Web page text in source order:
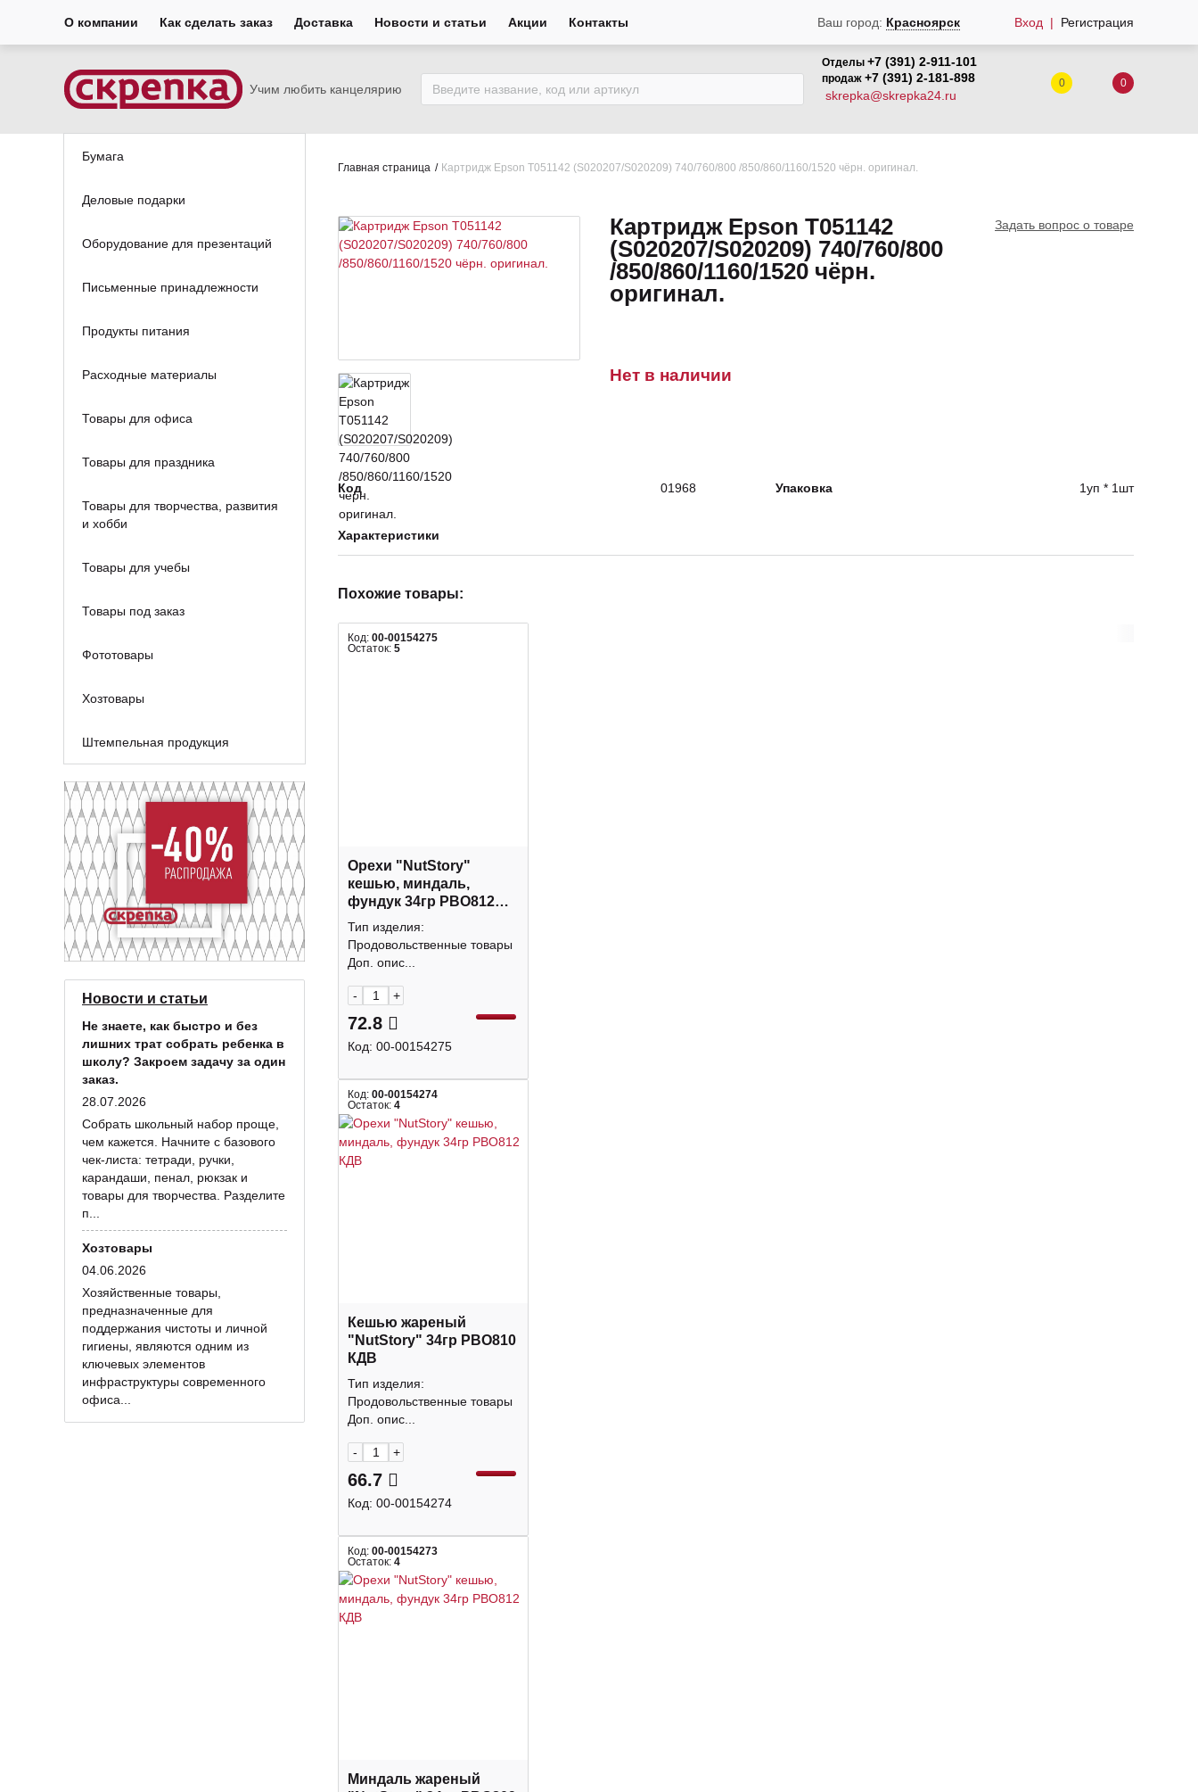
О компании Как сделать заказ Доставка Новости и статьи Акции Контакты Ваш город: Красноярск Вход Регистрация
Учим любить канцелярию
Отделы +7 (391) 2-911-101
продаж +7 (391) 2-181-898
skrepka@skrepka24.ru
0 0
Бумага
Деловые подарки
Оборудование для презентаций
Письменные принадлежности
Продукты питания
Расходные материалы
Товары для офиса
Товары для праздника
Товары для творчества, развития
и хобби
Товары для учебы
Товары под заказ
Фототовары
Хозтовары
Штемпельная продукция
Новости и статьи
Не знаете, как быстро и без
лишних трат собрать ребенка в
школу? Закроем задачу за один
заказ.
28.07.2026
Собрать школьный набор проще,
чем кажется. Начните с базового
чек-листа: тетради, ручки,
карандаши, пенал, рюкзак и
товары для творчества. Разделите
п...
Хозтовары
04.06.2026
Хозяйственные товары,
предназначенные для
поддержания чистоты и личной
гигиены, являются одним из
ключевых элементов
инфраструктуры современного
офиса...
Главная страница Картридж Ерson Т051142 (S020207/S020209) 740/760/800 /850/860/1160/1520 чёрн. оригинал.
Картридж Ерson Т051142
(S020207/S020209) 740/760/800
/850/860/1160/1520 чёрн.
оригинал.
Задать вопрос о товаре
Нет в наличии
Код 01968 Упаковка 1уп * 1шт
Характеристики
Похожие товары:
Код: 00-00154275
Остаток: 5
Орехи "NutStory"
кешью, миндаль,
фундук 34гр РВО812
КДВ
Тип изделия:
Продовольственные товары
Доп. опис...
- +
72.8
Код: 00-00154275
Код: 00-00154274
Остаток: 4
Кешью жареный
"NutStory" 34гр РВО810
КДВ
Тип изделия:
Продовольственные товары
Доп. опис...
- +
66.7
Код: 00-00154274
Код: 00-00154273
Остаток: 4
Миндаль жареный